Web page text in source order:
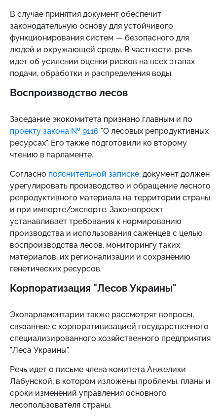
В случае принятия документ обеспечит
законодательную основу для устойчивого
функционирования систем — безопасного для
людей и окружающей среды. В частности, речь
идет об усилении оценки рисков на всех этапах
подачи, обработки и распределения воды.
Воспроизводство лесов
Заседание экокомитета признано главным и по
проекту закона № 9116 "О лесовых репродуктивных
ресурсах". Его также подготовили ко второму
чтению в парламенте.
Согласно пояснительной записке, документ должен
урегулировать производство и обращение лесного
репродуктивного материала на территории страны
и при импорте/экспорте. Законопроект
устанавливает требования к нормированию
производства и использования саженцев с целью
воспроизводства лесов, мониторингу таких
материалов, их регионализации и сохранению
генетических ресурсов.
Корпоратизация "Лесов Украины"
Экопарламентарии также рассмотрят вопросы,
связанные с корпоративизацией государственного
специализированного хозяйственного предприятия
"Леса Украины".
Речь идет о письме члена комитета Анжелики
Лабунской, в котором изложены проблемы, планы и
сроки изменений управления основного
лесопользователя страны.